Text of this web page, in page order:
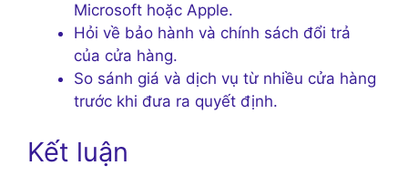
Microsoft hoặc Apple.
Hỏi về bảo hành và chính sách đổi trả
của cửa hàng.
So sánh giá và dịch vụ từ nhiều cửa hàng
trước khi đưa ra quyết định.
Kết luận